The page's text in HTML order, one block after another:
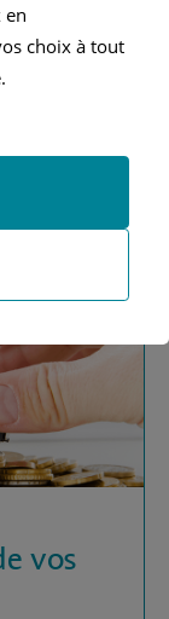
?
vos
en
choix à tout